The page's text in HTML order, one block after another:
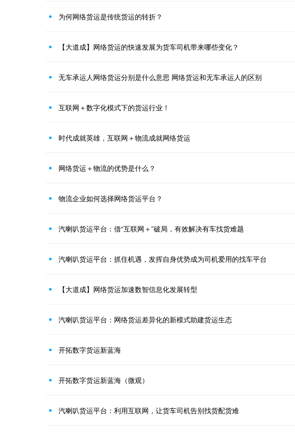
为何网络货运是传统货运的转折？
【大道成】网络货运的快速发展为货车司机带来哪些变化？
无车承运人网络货运分别是什么意思 网络货运和无车承运人的区别
互联网＋数字化模式下的货运行业！
时代成就英雄，互联网＋物流成就网络货运
网络货运＋物流的优势是什么？
物流企业如何选择网络货运平台？
汽喇叭货运平台：借“互联网＋”破局，有效解决有车找货难题
汽喇叭货运平台：抓住机遇，发挥自身优势成为司机爱用的找车平台
【大道成】网络货运加速数智信息化发展转型
汽喇叭货运平台：网络货运差异化的新模式助建货运生态
开拓数字货运新蓝海
开拓数字货运新蓝海（微观）
汽喇叭货运平台：利用互联网，让货车司机告别找货配货难